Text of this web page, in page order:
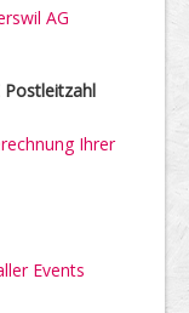
AG
Postleitzahl
Ihrer
Events